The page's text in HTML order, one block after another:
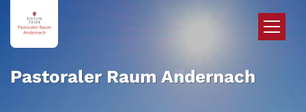
Zum Inhalt springen
Pastoraler Raum Andernach